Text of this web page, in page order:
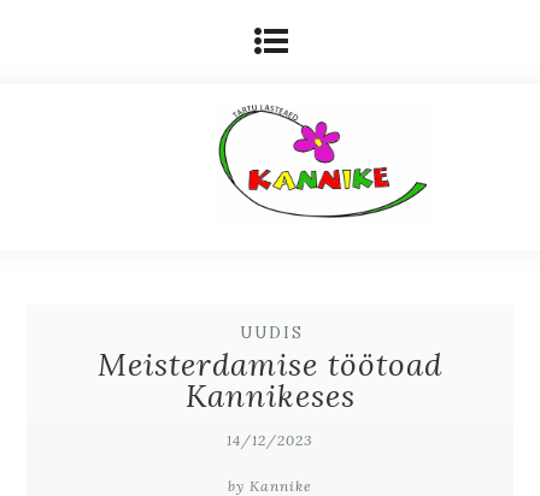
UUDIS
Meisterdamise töötoad
Kannikeses
14/12/2023
by Kannike